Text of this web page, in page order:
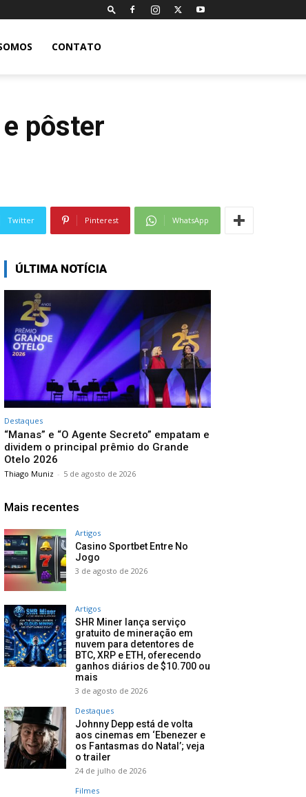
CONTATO
pôster
Twitter Pinterest WhatsApp
ÚLTIMA NOTÍCIA
Destaques
“Manas” e “O Agente Secreto” empatam e
dividem o principal prêmio do Grande
Otelo 2026
Thiago Muniz - 5 de agosto de 2026
Mais recentes
Artigos
Casino Sportbet Entre No
Jogo
3 de agosto de 2026
Artigos
SHR Miner lança serviço
gratuito de mineração em
nuvem para detentores de
BTC, XRP e ETH, oferecendo
ganhos diários de $10.700 ou
mais
3 de agosto de 2026
Destaques
Johnny Depp está de volta
aos cinemas em ‘Ebenezer e
os Fantasmas do Natal’; veja
o trailer
24 de julho de 2026
Filmes